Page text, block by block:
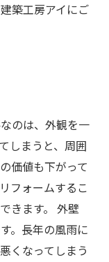
築工房アイにご
のは、外観を一
しまうと、周囲
価値も下がって
フォームするこ
きます。 外壁
。長年の風雨に
くなってしまう